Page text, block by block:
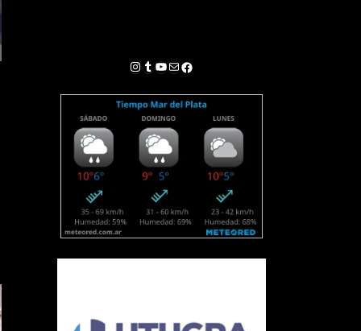
Instagram
Tumblr
YouTube
Correo electrónico
Facebook